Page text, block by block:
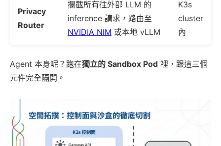
Privacy
Router
攔截所有往外部 LLM 的
inference 請求，路由至
NVIDIA NIM 或本地 vLLM
K3s
cluster
內
Agent 本身呢？跑在獨立的 Sandbox Pod 裡，跟這三個
元件完全隔開。